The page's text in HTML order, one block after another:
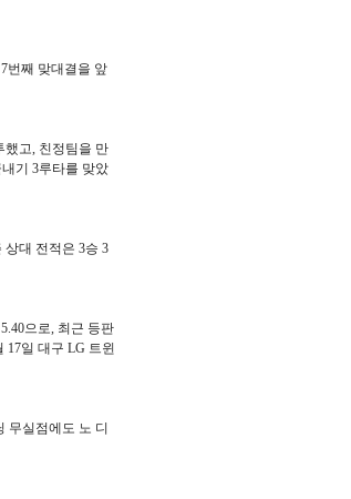
번째 맞대결을 앞
했고, 친정팀을 만
기 3루타를 맞았
상대 전적은 3승 3
으로, 최근 등판
17일 대구 LG 트윈
무실점에도 노 디